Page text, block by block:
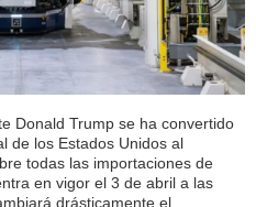
Donald Trump se ha convertido
de los Estados Unidos al
todas las importaciones de
en vigor el 3 de abril a las
drásticamente el